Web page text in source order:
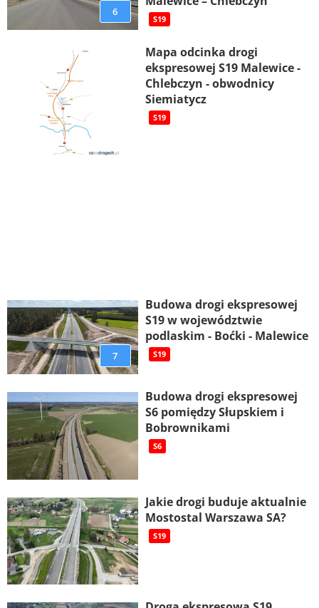
6
S19
Mapa odcinka drogi
ekspresowej S19 Malewice -
Chlebczyn - obwodnicy
Siemiatycz
S19
7
Budowa drogi ekspresowej
S19 w województwie
podlaskim - Boćki - Malewice
S19
Budowa drogi ekspresowej
S6 pomiędzy Słupskiem i
Bobrownikami
S6
Jakie drogi buduje aktualnie
Mostostal Warszawa SA?
S19